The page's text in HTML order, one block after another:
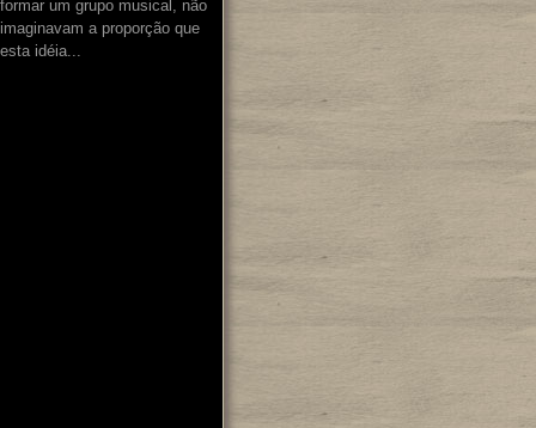
formar um grupo musical, não
imaginavam a proporção que
esta idéia...